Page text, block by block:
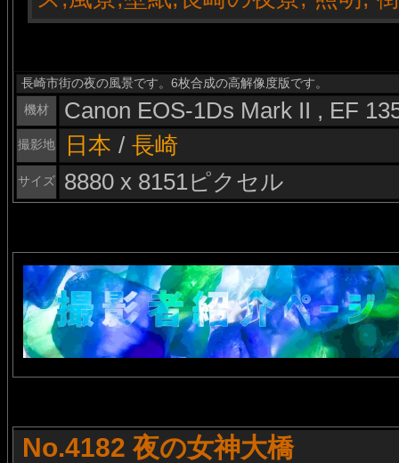
長崎市街の夜の風景です。6枚合成の高解像度版です。
機材
Canon EOS-1Ds Mark II , EF
撮影地 日本 / 長崎
サイズ 8880 x 8151ピクセル
No.4182 夜の女神大橋